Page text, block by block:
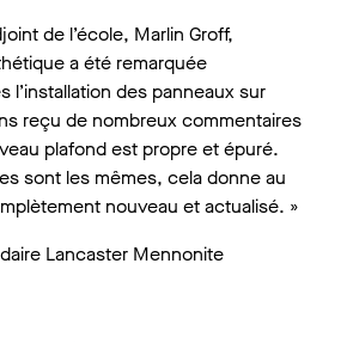
de l’école, Marlin Groff,
a été remarquée
l’installation des panneaux sur
reçu de nombreux commentaires
plafond est propre et épuré.
sont les mêmes, cela donne au
nouveau et actualisé. »
Lancaster Mennonite